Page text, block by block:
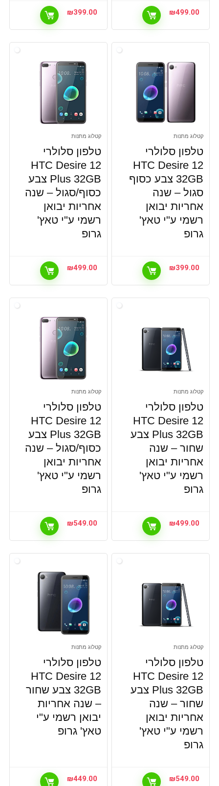
₪499.00
₪399.00
קטלוג מתנות
טלפון סלולרי
HTC Desire 12
32GB צבע כסוף
סגול – שנה
אחריות יבואן
רשמי ע"י טאץ'
גרופ
₪399.00
קטלוג מתנות
טלפון סלולרי
HTC Desire 12
Plus 32GB צבע
כסוף/סגול – שנה
אחריות יבואן
רשמי ע"י טאץ'
גרופ
₪499.00
קטלוג מתנות
טלפון סלולרי
HTC Desire 12
Plus 32GB צבע
שחור – שנה
אחריות יבואן
רשמי ע"י טאץ'
גרופ
₪499.00
קטלוג מתנות
טלפון סלולרי
HTC Desire 12
Plus 32GB צבע
כסוף/סגול – שנה
אחריות יבואן
רשמי ע"י טאץ'
גרופ
₪549.00
קטלוג מתנות
טלפון סלולרי
HTC Desire 12
Plus 32GB צבע
שחור – שנה
אחריות יבואן
רשמי ע"י טאץ'
גרופ
₪549.00
קטלוג מתנות
טלפון סלולרי
HTC Desire 12
32GB צבע שחור
– שנה אחריות
יבואן רשמי ע"י
טאץ' גרופ
₪449.00